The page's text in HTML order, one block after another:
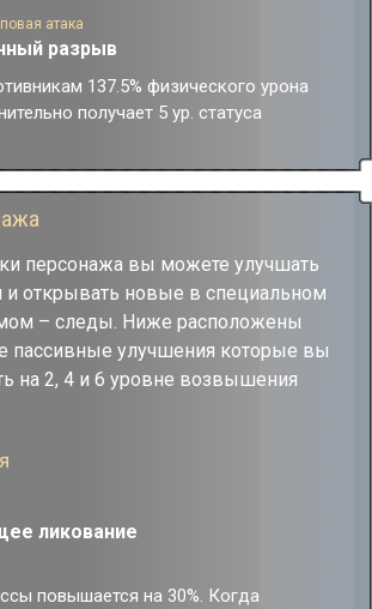
статус Настоящий хит:
наносит атакованному противнику
наносит всем
урона Радости и наносит
цели сверхспособности 35%
Радости. При нанесении урона Радости
учитывается Настоящий хит не менее
энергии.
Лисы наносит всем противникам
урона Радости.
атака
разрыв
137.5% физического урона
получает 5 ур. статуса
персонажа вы можете улучшать
и открывать новые в специальном
– следы. Ниже расположены
пассивные улучшения которые вы
на 2, 4 и 6 уровне возвышения
ликование
повышается на 30%. Когда